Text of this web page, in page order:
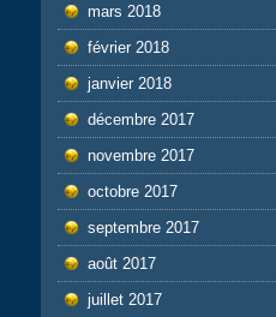
mars 2018
février 2018
janvier 2018
décembre 2017
novembre 2017
octobre 2017
septembre 2017
août 2017
juillet 2017